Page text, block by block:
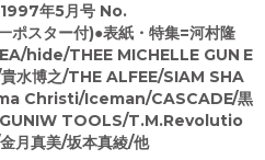
年5月号 No.
ポスター付)●表紙・特集=河村隆
hide/THEE MICHELLE GUN E
水博之/THE ALFEE/SIAM SHA
Christi/Iceman/CASCADE/黒
TOOLS/T.M.Revolutio
月真美/坂本真綾/他